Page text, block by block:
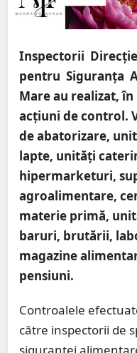
Inspectorii
pentru Siguranța
Mare au realizat,
acțiuni de control.
de abatorizare,
lapte, unități
hipermarketuri,
agroalimentare,
materie primă,
baruri, brutării,
magazine
pensiuni.
Controalele
către inspectorii de